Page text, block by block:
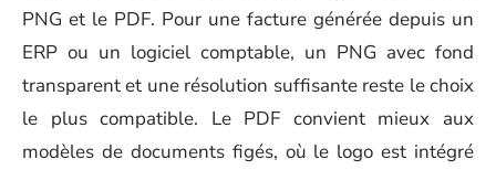
PNG et le PDF. Pour une facture générée depuis un
ERP ou un logiciel comptable, un PNG avec fond
transparent et une résolution suffisante reste le choix
le plus compatible. Le PDF convient mieux aux
modèles de documents figés, où le logo est intégré